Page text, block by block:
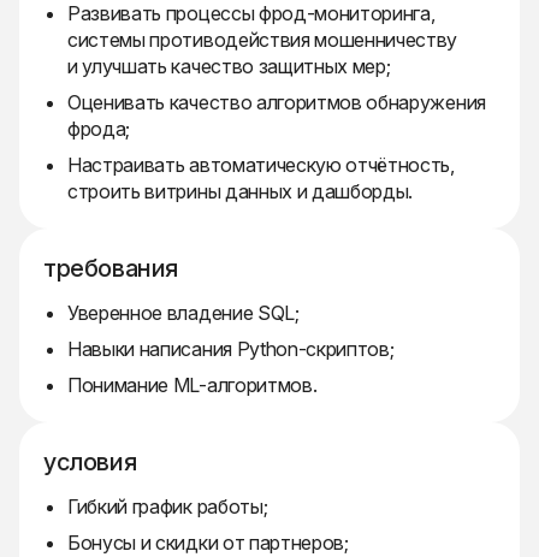
Развивать процессы фрод-мониторинга,
системы противодействия мошенничеству
и улучшать качество защитных мер;
Оценивать качество алгоритмов обнаружения
фрода;
Настраивать автоматическую отчётность,
строить витрины данных и дашборды.
требования
Уверенное владение SQL;
Навыки написания Python-скриптов;
Понимание ML-алгоритмов.
условия
Гибкий график работы;
Бонусы и скидки от партнеров;